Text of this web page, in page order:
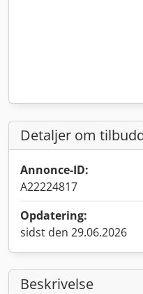
Detaljer om
Annonce-ID:
A22224817
Opdatering:
sidst den 29.06.2026
Beskrivelse